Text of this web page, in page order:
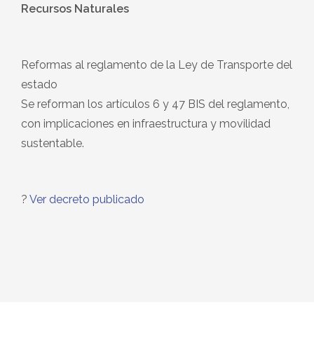
Recursos Naturales
Reformas al reglamento de la Ley de Transporte del
estado
Se reforman los artículos 6 y 47 BIS del reglamento,
con implicaciones en infraestructura y movilidad
sustentable.
? Ver decreto publicado